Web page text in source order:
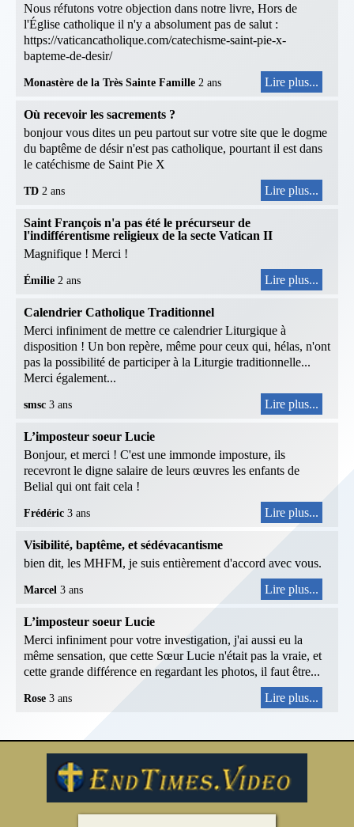
Nous réfutons votre objection dans notre livre, Hors de
l'Église catholique il n'y a absolument pas de salut :
https://vaticancatholique.com/catechisme-saint-pie-x-
bapteme-de-desir/
Monastère de la Très Sainte Famille 2 ans Lire plus...
Où recevoir les sacrements ?
bonjour vous dites un peu partout sur votre site que le dogme
du baptême de désir n'est pas catholique, pourtant il est dans
le catéchisme de Saint Pie X
TD 2 ans Lire plus...
Saint François n'a pas été le précurseur de
l'indifférentisme religieux de la secte Vatican II
Magnifique ! Merci !
Émilie 2 ans Lire plus...
Calendrier Catholique Traditionnel
Merci infiniment de mettre ce calendrier Liturgique à
disposition ! Un bon repère, même pour ceux qui, hélas, n'ont
pas la possibilité de participer à la Liturgie traditionnelle...
Merci également...
smsc 3 ans Lire plus...
L’imposteur soeur Lucie
Bonjour, et merci ! C'est une immonde imposture, ils
recevront le digne salaire de leurs œuvres les enfants de
Belial qui ont fait cela !
Frédéric 3 ans Lire plus...
Visibilité, baptême, et sédévacantisme
bien dit, les MHFM, je suis entièrement d'accord avec vous.
Marcel 3 ans Lire plus...
L’imposteur soeur Lucie
Merci infiniment pour votre investigation, j'ai aussi eu la
même sensation, que cette Sœur Lucie n'était pas la vraie, et
cette grande différence en regardant les photos, il faut être...
Rose 3 ans Lire plus...